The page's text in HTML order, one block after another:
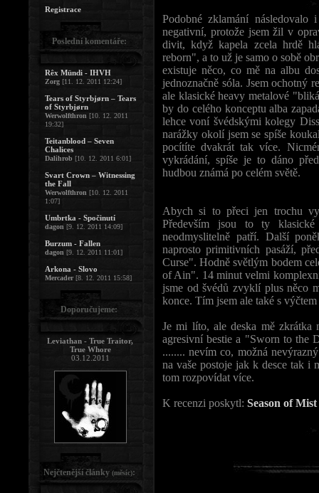
Podobné zklamání
negativní, protože jsem žil v
divit, když kapela zcela hrdě
reborn", a to už je samo o sobě
existuje něco, co mě na albu
jednoznačně sóla. Jsem ochotný
ale klasické heavy metalové
by do celého konceptu alba
lehce voní švédskými kolegy
narážky okolí jsem se spíše
pocítíte dvakrát tak více.
vykrádání, spíše je to dáno
hudbou známá po celém světě.
Abych si to přeci jen trochu
Především jsou to ty
neodmyslitelně patří. Další
naprosto primitivních pasáží,
Curse". Hodně světlým bodem
of Ain". 14 minut velmi
jsme od švédů zvyklí plus něco
konce. Tím jsem ale také s
Je mi líto, ale deska mě zkrátka
agresivní bestie a "Sworn to the
........ nevím co, možná
na vaše postoje jak k desce tak i
tom rozpovídat více.
K recenzi poskytl: Season of Mist
Registrace
Poslední komentáře:
Rêx Mündi - IHVH
Zorg [11. 12. 2011 12:24]
Tears of Styrbjørn – Tears
of Styrbjørn
Werwolfthron [10. 12. 2011
19:32]
Teitanblood – Seven
Chalices
Dalihrob [10. 12. 2011 6:01]
Svart Crown – Witnessing
the Fall
Werwolfthron [10. 12. 2011
1:07]
Umbrtka - Spočinutí
dagon [9. 12. 2011 14:09]
Burzum - Fallen
dagon [9. 12. 2011 11:01]
Arkona - Slovo
Mercader[8. 12. 2011 15:58]
Doporučujeme:
Leviathan - True Traitor,
True Whore
03.12.2011
Nejčtenější články (měsíc):